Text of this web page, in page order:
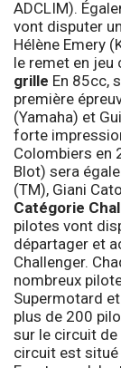
ADCLIM).
vont disputer
Hélène Emery
le remet en jeu
grille En 85cc,
première
(Yamaha) et
forte
Colombiers en
Blot) sera
(TM), Giani
Catégorie
pilotes vont
départager et
Challenger.
nombreux
Supermotard
plus de 200
sur le circuit de
circuit est situé